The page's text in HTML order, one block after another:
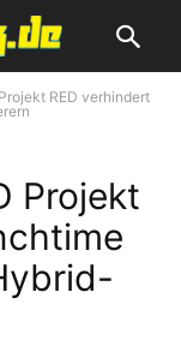
RED verhindert
Projekt